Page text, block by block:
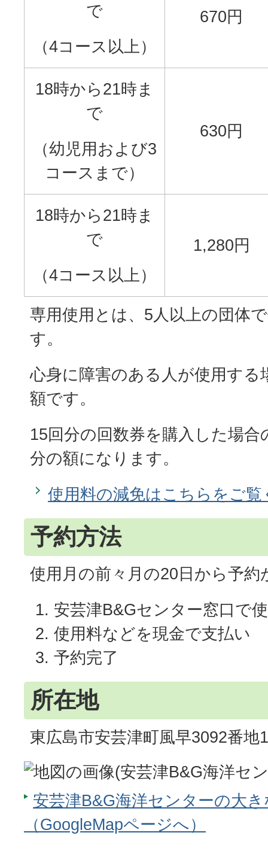
で
（4コース以上）
670円
18時から21時ま
で
（幼児用および3
コースまで）
630円
18時から21時ま
で
（4コース以上）
1,280円
専用使用とは、5人以上の団体
す。
心身に障害のある人が使用する
額です。
15回分の回数券を購入した場合
分の額になります。
使用料の減免はこちらをご覧
予約方法
使用月の前々月の20日から予約
安芸津B&Gセンター窓口で
使用料などを現金で支払い
予約完了
所在地
東広島市安芸津町風早3092番地1
安芸津B&G海洋センターの大
（GoogleMapページへ）